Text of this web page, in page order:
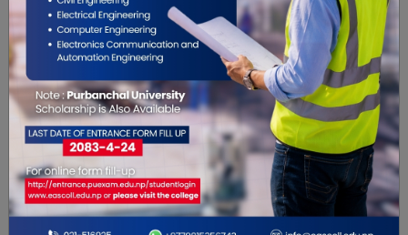
सम्बंधित खबरहरु